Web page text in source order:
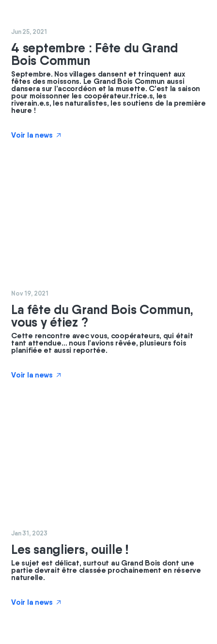
#GBC #coopérateurs
Jun 25, 2021
4 septembre : Fête du Grand
Bois Commun
Septembre. Nos villages dansent et trinquent aux
fêtes des moissons. Le Grand Bois Commun aussi
dansera sur l’accordéon et la musette. C’est la saison
pour moissonner les coopérateur.trice.s, les
riverain.e.s, les naturalistes, les soutiens de la première
heure !
Voir la news ↗
#coopérateurs
Nov 19, 2021
La fête du Grand Bois Commun,
vous y étiez ?
Cette rencontre avec vous, coopérateurs, qui était
tant attendue… nous l’avions rêvée, plusieurs fois
planifiée et aussi reportée.
Voir la news ↗
#nature
Jan 31, 2023
Les sangliers, ouille !
Le sujet est délicat, surtout au Grand Bois dont une
partie devrait être classée prochainement en réserve
naturelle.
Voir la news ↗